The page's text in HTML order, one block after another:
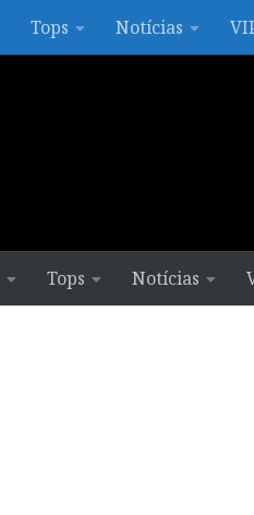
Tops Notícias
Tops Notícias